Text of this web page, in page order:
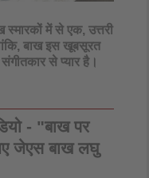
में से एक, उत्तरी
बाख इस खूबसूरत
से प्यार है।​
- "बाख पर
जेएस बाख लघु